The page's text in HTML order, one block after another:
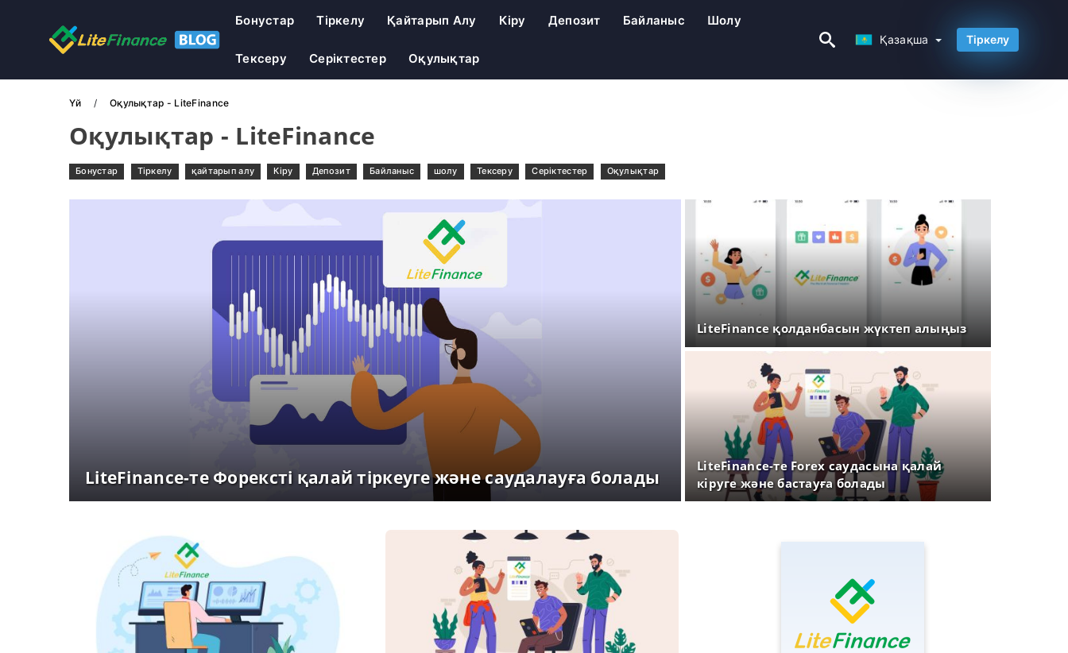
Бонустар Тіркелу Қайтарып Алу Кіру Депозит Байланыс Шолу
Тексеру Серіктестер Оқулықтар
Қазақша Тіркелу
Үй Оқулықтар - LiteFinance
Оқулықтар - LiteFinance
Бонустар Тіркелу қайтарып алу Кіру Депозит Байланыс шолу Тексеру Серіктестер Оқулықтар
LiteFinance-те Форексті қалай тіркеуге және саудалауға болады
LiteFinance қолданбасын жүктеп алыңыз
LiteFinance-те Forex саудасына қалай
кіруге және бастауға болады